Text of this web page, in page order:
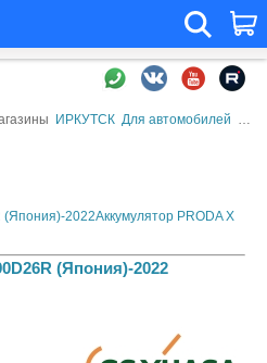
ИРКУТСК Для автомобилей
(Япония)-2022Аккумулятор PRODA X
(Япония)-2022